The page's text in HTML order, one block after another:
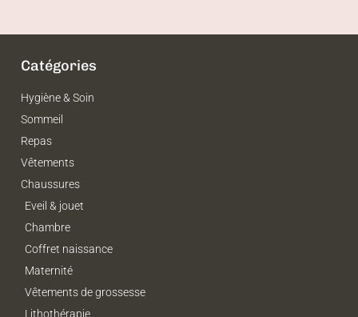
Catégories
Hygiène & Soin
Sommeil
Repas
Vêtements
Chaussures
Eveil & jouet
Chambre
Coffret naissance
Maternité
Vêtements de grossesse
Lithothérapie